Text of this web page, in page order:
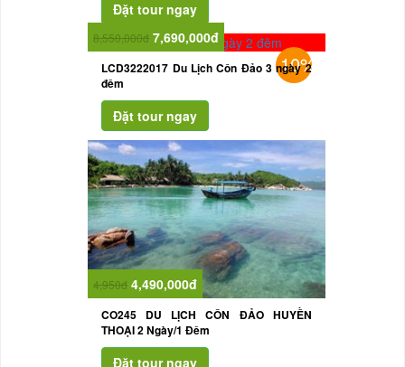
10%
8,550,000đ 7,690,000đ
LCD3222017 Du Lịch Côn Đảo 3 ngày 2
đêm
4,950đ 4,490,000đ
CO245 DU LỊCH CÔN ĐẢO HUYỀN
THOẠI 2 Ngày/1 Đêm